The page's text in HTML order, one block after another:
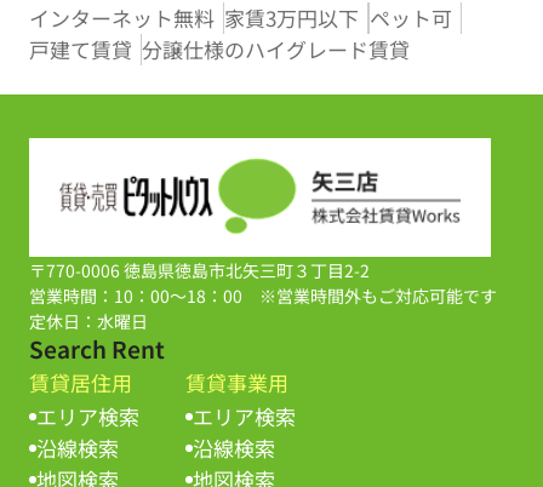
インターネット無料 家賃3万円以下 ペット可
戸建て賃貸 分譲仕様のハイグレード賃貸
〒770-0006 徳島県徳島市北矢三町３丁目2-2
営業時間：10：00～18：00 ※営業時間外もご対応可能です
定休日：水曜日
Search Rent
賃貸居住用
エリア検索
沿線検索
地図検索
賃貸事業用
エリア検索
沿線検索
地図検索